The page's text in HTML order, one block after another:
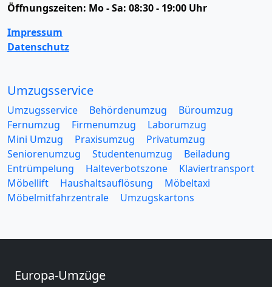
Öffnungszeiten: Mo - Sa: 08:30 - 19:00 Uhr
Impressum
Datenschutz
Umzugsservice
Umzugsservice Behördenumzug
Büroumzug
Fernumzug
Firmenumzug
Laborumzug
Mini Umzug
Praxisumzug
Privatumzug
Seniorenumzug
Studentenumzug
Beiladung
Entrümpelung
Halteverbotszone
Klaviertransport
Möbellift
Haushaltsauflösung
Möbeltaxi
Möbelmitfahrzentrale
Umzugskartons
Europa-Umzüge